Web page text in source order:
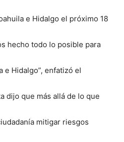
e Hidalgo el próximo 18
hecho todo lo posible para
e Hidalgo”, enfatizó el
dijo que más allá de lo que
mitigar riesgos